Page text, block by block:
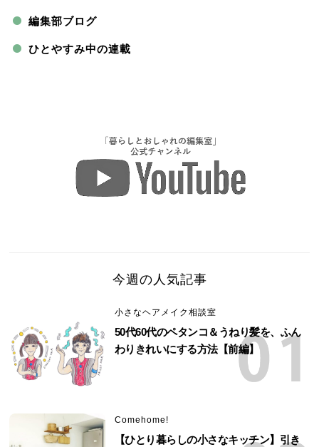
編集部ブログ
ひとやすみ中の連載
今週の人気記事
小さなヘアメイク相談室
50代60代のペタンコ＆うねり髪を、ふん
わりきれいにする方法【前編】
Comehome!
【ひとり暮らしの小さなキッチン】引き